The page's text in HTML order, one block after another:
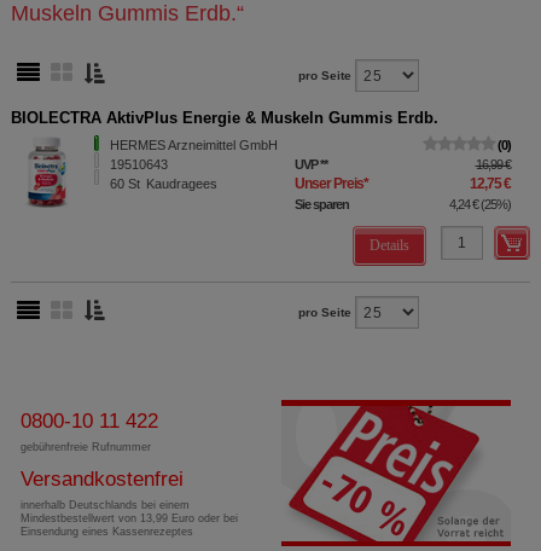
Muskeln Gummis Erdb.“
pro Seite
BIOLECTRA AktivPlus Energie & Muskeln Gummis Erdb.
HERMES Arzneimittel GmbH
19510643
60 St Kaudragees
0
UVP** 16,99 €
Unser Preis* 12,75 €
Sie sparen 4,24 €(25%)
Details
pro Seite
0800-10 11 422
gebührenfreie Rufnummer
Versandkostenfrei
innerhalb Deutschlands bei einem
Mindestbestellwert von 13,99 Euro oder bei
Einsendung eines Kassenrezeptes